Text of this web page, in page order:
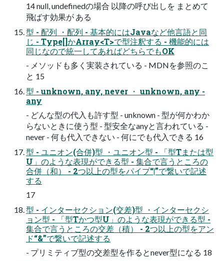
14 null, undefinedの場合 以降の呼び出しを まとめて
飛ばす効果が ある
型 - 配列 ・配列 - 基本的にはJavaなど他言語と同
じ - Type[]かArray<T>で型注釈する - 機能的には
同じなので統一してあればどちらでもOK
- メソッドも多く実装されている - MDNを参照のこ
と 15
型 - unknown, any, never ・ unknown, any -
any
- どんな型の代入も許す型 - unknown - 型が何かわか
らないときに使う型 - 型安全なanyと言われている -
never - 何も代入できない - 何にでも代入できる 16
型 - ユニオン(合併)型 ・ユニオン型 - 「型Tまたは型
U」のような表現ができる型 - 集合で言うところの
合併（和） - 2つ以上の型をパイプ“|”で繋いで記述
する
17
型 - インターセクション(交差)型 ・インターセクシ
ョン型 - 「型Tかつ型U」のような表現ができる型 -
集合で言うところの交差（積） - 2つ以上の型をアン
ド“&”で繋いで記述する
- プリミティブ型の交差型を作るとnever型になる 18